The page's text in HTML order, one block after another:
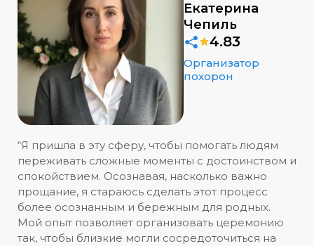
Екатерина
Чепиль
4.83
Организатор
похорон
“Я пришла в эту сферу, чтобы помогать людям
переживать сложные моменты с достоинством и
спокойствием. Осознавая, насколько важно
прощание, я стараюсь сделать этот процесс
более осознанным и бережным для родных.
Мой опыт позволяет организовать церемонию
так, чтобы близкие могли сосредоточиться на